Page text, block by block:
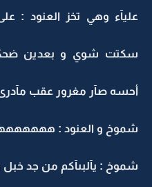
عليآء وهي تخز العنود :
سكتت شوي و بعدين
أحسه صآر مغرور عقب
شموخ و العنود :
شموخ : يآلبىآكم من جد خبل